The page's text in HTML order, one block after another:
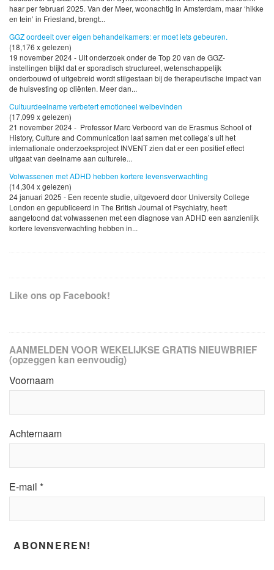
haar per februari 2025. Van der Meer, woonachtig in Amsterdam, maar ‘hikke
en tein’ in Friesland, brengt...
GGZ oordeelt over eigen behandelkamers: er moet iets gebeuren.
(18,176 x gelezen)
19 november 2024 - Uit onderzoek onder de Top 20 van de GGZ-
instellingen blijkt dat er sporadisch structureel, wetenschappelijk
onderbouwd of uitgebreid wordt stilgestaan bij de therapeutische impact van
de huisvesting op cliënten. Meer dan...
Cultuurdeelname verbetert emotioneel welbevinden
(17,099 x gelezen)
21 november 2024 - Professor Marc Verboord van de Erasmus School of
History, Culture and Communication laat samen met collega’s uit het
internationale onderzoeksproject INVENT zien dat er een positief effect
uitgaat van deelname aan culturele...
Volwassenen met ADHD hebben kortere levensverwachting
(14,304 x gelezen)
24 januari 2025 - Een recente studie, uitgevoerd door University College
London en gepubliceerd in The British Journal of Psychiatry, heeft
aangetoond dat volwassenen met een diagnose van ADHD een aanzienlijk
kortere levensverwachting hebben in...
Like ons op Facebook!
AANMELDEN VOOR WEKELIJKSE GRATIS NIEUWBRIEF
(opzeggen kan eenvoudig)
Voornaam
Achternaam
E-mail *